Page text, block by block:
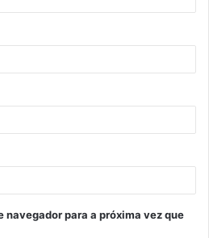
navegador para a próxima vez que